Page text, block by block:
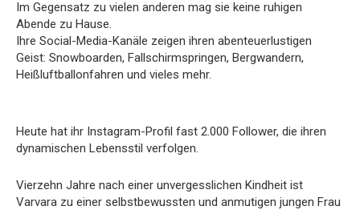
Im Gegensatz zu vielen anderen mag sie keine ruhigen
Abende zu Hause.
Ihre Social-Media-Kanäle zeigen ihren abenteuerlustigen
Geist: Snowboarden, Fallschirmspringen, Bergwandern,
Heißluftballonfahren und vieles mehr.
Heute hat ihr Instagram-Profil fast 2.000 Follower, die ihren
dynamischen Lebensstil verfolgen.
Vierzehn Jahre nach einer unvergesslichen Kindheit ist
Varvara zu einer selbstbewussten und anmutigen jungen Frau